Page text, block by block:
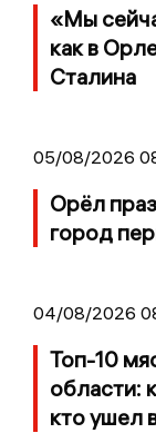
«Мы
как в
Сталина
05/08/2026
Орёл
город
04/08/2026
Топ-10
области:
кто ушел